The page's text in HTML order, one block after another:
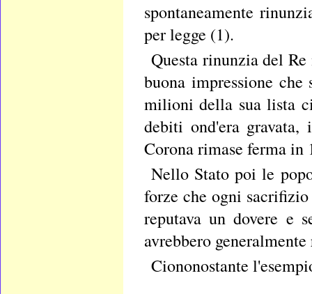
spontaneamente
per legge (1).
Questa rinunzia del
buona impressione
milioni della sua lista
debiti ond'era
Corona rimase ferma in
Nello Stato poi le
forze che ogni sacrifizio
reputava un dovere e
avrebbero
Ciononostante